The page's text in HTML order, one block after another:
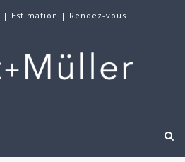
| Estimation | Rendez-vous